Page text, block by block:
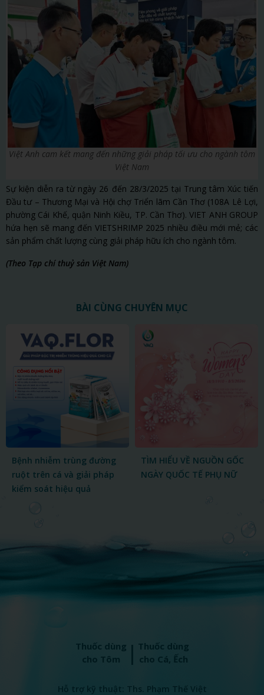
Việt Anh cam kết mang đến những giải pháp tối ưu cho ngành tôm
Việt Nam
Sự kiện diễn ra từ ngày 26 đến 28/3/2025 tại Trung tâm Xúc tiến
Đầu tư – Thương Mại và Hội chợ Triển lãm Cần Thơ (108A Lê Lợi,
phường Cái Khế, quận Ninh Kiều, TP. Cần Thơ). VIET ANH GROUP
hứa hẹn sẽ mang đến VIETSHRIMP 2025 nhiều điều mới mẻ; các
sản phẩm chất lượng cùng giải pháp hữu ích cho ngành tôm.
(Theo Tạp chí thuỷ sản Việt Nam)
BÀI CÙNG CHUYÊN MỤC
TÌM HIỂU VỀ NGUỒN GỐC
NGÀY QUỐC TẾ PHỤ NỮ
GẶP MẶT ĐẦU XUÂN BÍNH
NGỌ 2026 VỚI THỦY SẢN
VAQ
Thuốc dùng
cho Tôm
| Thuốc dùng
cho Cá, Ếch
Hỗ trợ kỹ thuật: Ths. Phạm Thế Việt